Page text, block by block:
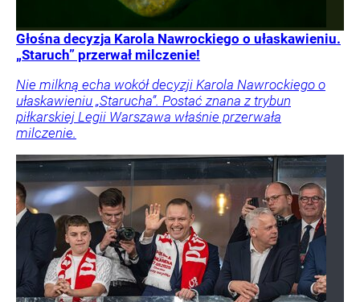
Głośna decyzja Karola Nawrockiego o ułaskawieniu.
„Staruch” przerwał milczenie!
Nie milkną echa wokół decyzji Karola Nawrockiego o
ułaskawieniu „Starucha”. Postać znana z trybun
piłkarskiej Legii Warszawa właśnie przerwała
milczenie.